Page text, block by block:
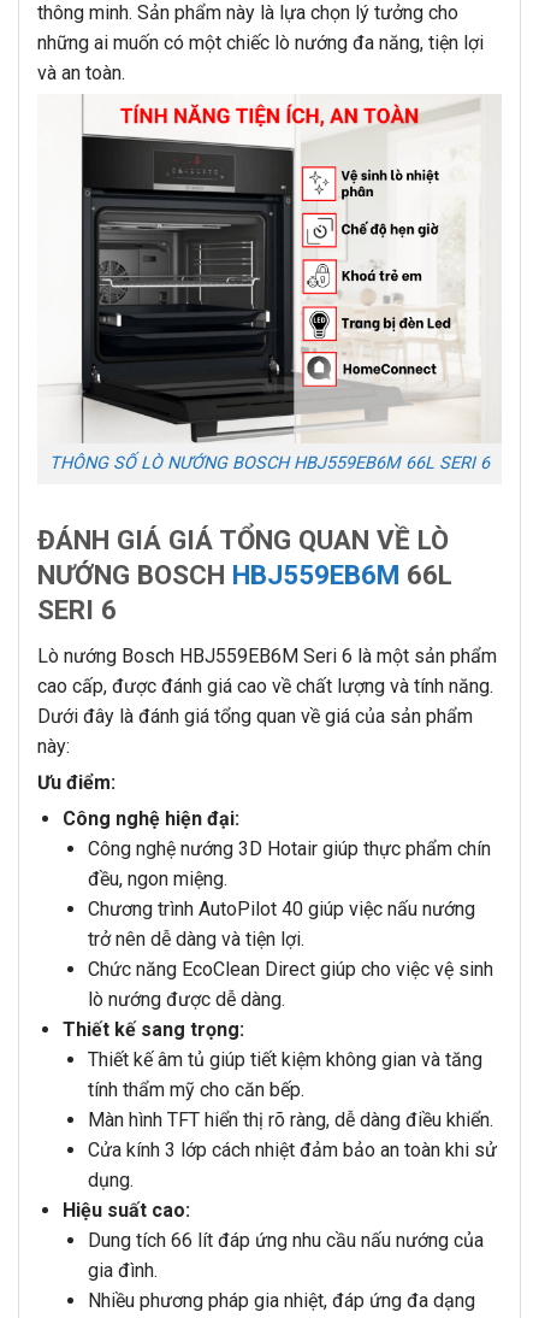
thông minh. Sản phẩm này là lựa chọn lý tưởng cho
những ai muốn có một chiếc lò nướng đa năng, tiện lợi
và an toàn.
THÔNG SỐ LÒ NƯỚNG BOSCH HBJ559EB6M 66L SERI 6
ĐÁNH GIÁ GIÁ TỔNG QUAN VỀ LÒ
NƯỚNG BOSCH HBJ559EB6M 66L
SERI 6
Lò nướng Bosch HBJ559EB6M Seri 6 là một sản phẩm
cao cấp, được đánh giá cao về chất lượng và tính năng.
Dưới đây là đánh giá tổng quan về giá của sản phẩm
này:
Ưu điểm:
Công nghệ hiện đại:
Công nghệ nướng 3D Hotair giúp thực phẩm chín
đều, ngon miệng.
Chương trình AutoPilot 40 giúp việc nấu nướng
trở nên dễ dàng và tiện lợi.
Chức năng EcoClean Direct giúp cho việc vệ sinh
lò nướng được dễ dàng.
Thiết kế sang trọng:
Thiết kế âm tủ giúp tiết kiệm không gian và tăng
tính thẩm mỹ cho căn bếp.
Màn hình TFT hiển thị rõ ràng, dễ dàng điều khiển.
Cửa kính 3 lớp cách nhiệt đảm bảo an toàn khi sử
dụng.
Hiệu suất cao:
Dung tích 66 lít đáp ứng nhu cầu nấu nướng của
gia đình.
Nhiều phương pháp gia nhiệt, đáp ứng đa dạng